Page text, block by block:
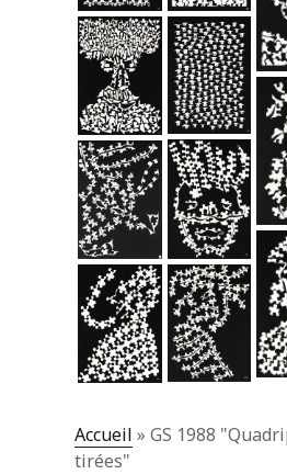
Accueil »GS 1988
tirées"